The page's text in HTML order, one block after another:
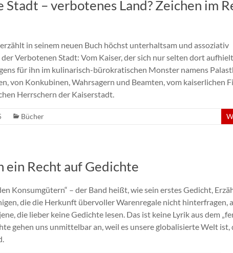
Stadt – verbotenes Land? Zeichen im
in seinem neuen Buch höchst unterhaltsam und assoziativ
Verbotenen Stadt: Vom Kaiser, der sich nur selten dort
für ihn im kulinarisch-bürokratischen Monster namens
von Konkubinen, Wahrsagern und Beamten, vom kaiserlichen
Herrschern der Kaiserstadt.
Bücher
ein Recht auf Gedichte
Konsumgütern“ – der Band heißt, wie sein erstes Gedicht,
die die Herkunft übervoller Warenregale nicht hinterfragen,
die lieber keine Gedichte lesen. Das ist keine Lyrik aus dem
gehen uns unmittelbar an, weil es unsere globalisierte Welt ist,